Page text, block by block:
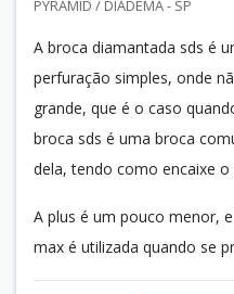
PYRAMID / DIADEMA - SP
A broca diamantada sds é
perfuração simples, onde
grande, que é o caso
broca sds é uma broca
dela, tendo como encaixe o
A plus é um pouco menor,
max é utilizada quando se